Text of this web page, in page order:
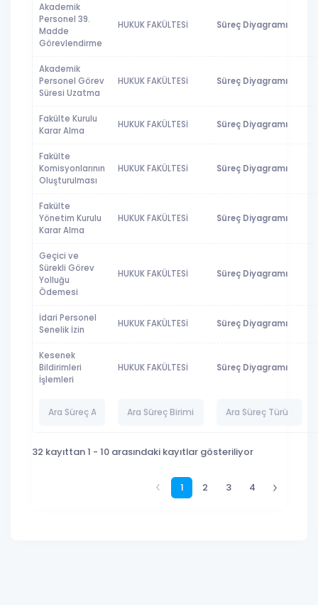
Akademik
Personel 39.
Madde
Görevlendirme
HUKUK FAKÜLTESİ Süreç Diyagramı
Akademik
Personel Görev
Süresi Uzatma
HUKUK FAKÜLTESİ Süreç Diyagramı
Fakülte Kurulu
Karar Alma
HUKUK FAKÜLTESİ Süreç Diyagramı
Fakülte
Komisyonlarının
Oluşturulması
HUKUK FAKÜLTESİ Süreç Diyagramı
Fakülte
Yönetim Kurulu
Karar Alma
HUKUK FAKÜLTESİ Süreç Diyagramı
Geçici ve
Sürekli Görev
Yolluğu
Ödemesi
HUKUK FAKÜLTESİ Süreç Diyagramı
İdari Personel
Senelik İzin
HUKUK FAKÜLTESİ Süreç Diyagramı
Kesenek
Bildirimleri
İşlemleri
HUKUK FAKÜLTESİ Süreç Diyagramı
32 kayıttan 1 - 10 arasındaki kayıtlar gösteriliyor
1 2 3 4